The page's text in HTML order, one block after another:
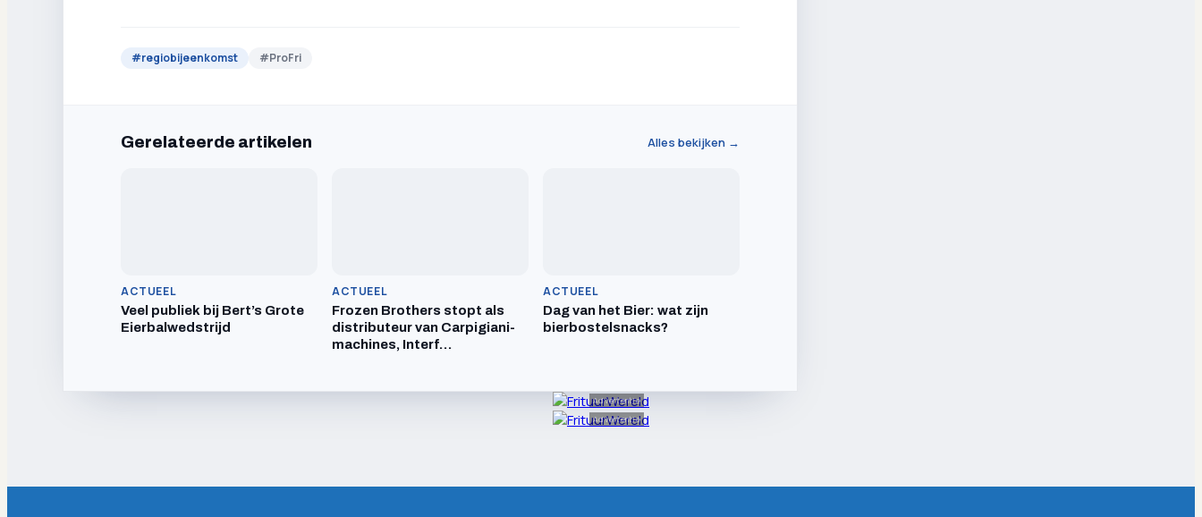
#regiobijeenkomst #ProFri
Gerelateerde artikelen Alles bekijken →
ACTUEEL
Veel publiek bij Bert’s Grote
Eierbalwedstrijd
ACTUEEL
Frozen Brothers stopt als
distributeur van Carpigiani-
machines, Interf…
ACTUEEL
Dag van het Bier: wat zijn
bierbostelsnacks?
Advertentie
Advertentie